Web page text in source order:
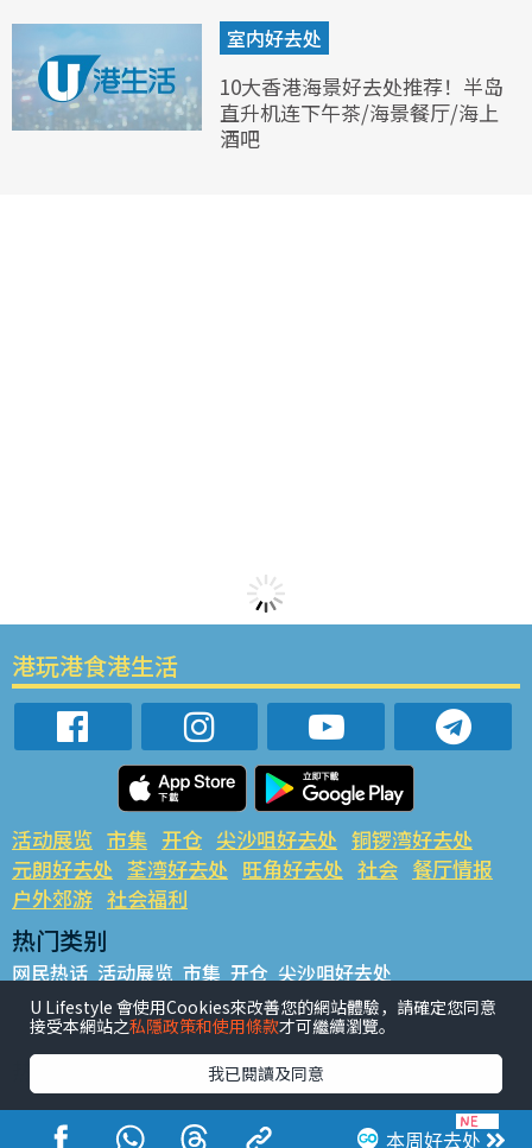
室内好去处
10大香港海景好去处推荐！半岛
直升机连下午茶/海景餐厅/海上
酒吧
本周好去处
港玩港食港生活
活动展览 市集 开仓 尖沙咀好去处 铜锣湾好去处
元朗好去处 荃湾好去处 旺角好去处 社会 餐厅情报
户外郊游 社会福利
热门类别
网民热话 活动展览 市集 开仓 尖沙咀好去处
铜锣湾好去处 元朗好去处 荃湾好去处 旺角好去处 社会
餐厅情报 户外郊游
热门标签
#UGO揾好去处 #人气活动推介 #美食社群热话
#亲子玩乐好去处
#ULifestyle应用程式
#限时抢
U Lifestyle 會使用Cookies來改善您的網站體驗，請確定您同意
接受本網站之私隱政策和使用條款才可繼續瀏覽。
我已閱讀及同意